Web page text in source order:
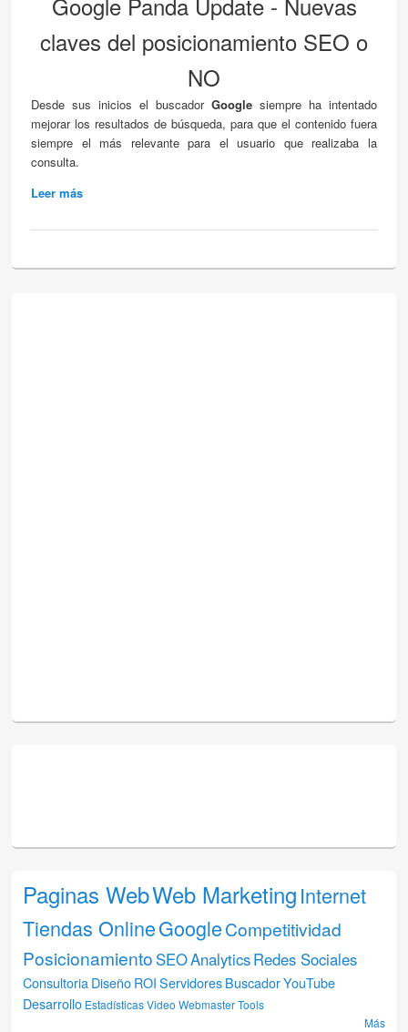
claves del posicionamiento SEO o
NO
Desde sus inicios el buscador Google siempre ha intentado
mejorar los resultados de búsqueda, para que el contenido fuera
siempre el más relevante para el usuario que realizaba la
consulta.
Leer más
Paginas WebWeb MarketingInternet
Tiendas OnlineGoogleCompetitividad
Posicionamiento SEOAnalyticsRedes Sociales
ConsultoriaDiseñoROI ServidoresBuscadorYouTube
Desarrollo Estadísticas Video Webmaster Tools
Más